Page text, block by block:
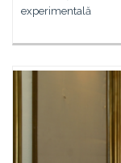
experimentală